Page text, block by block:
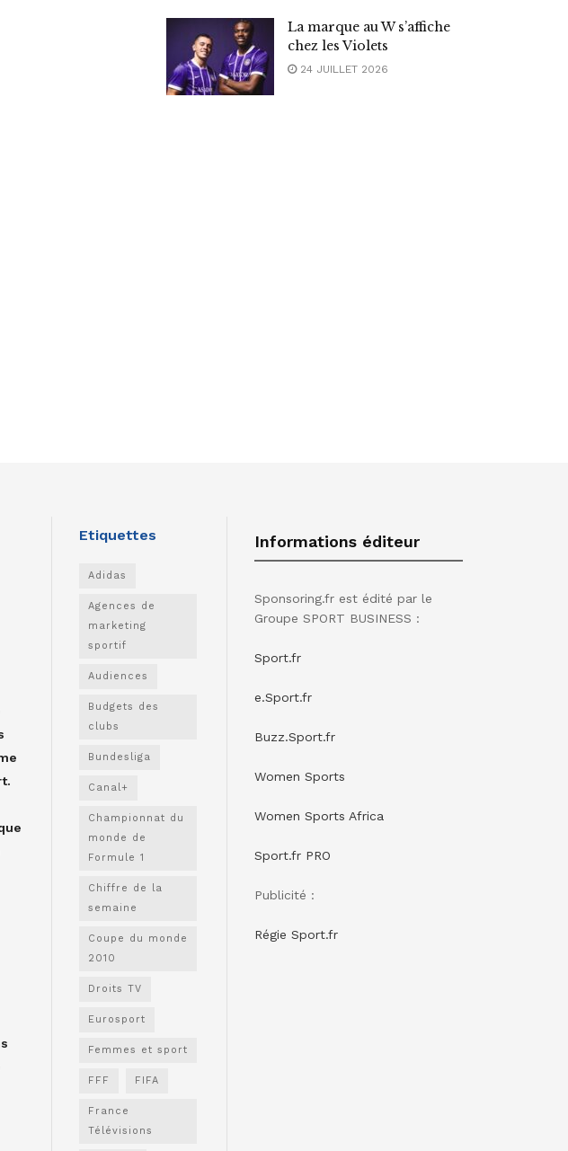
La marque au W s’affiche
chez les Violets
24 JUILLET 2026
Etiquettes
Adidas
Agences de
marketing
sportif
Audiences
Budgets des
clubs
Bundesliga
Canal+
Championnat du
monde de
Formule 1
Chiffre de la
semaine
Coupe du monde
2010
Droits TV
Eurosport
Femmes et sport
FFF FIFA
France
Télévisions
Informations éditeur
Sponsoring.fr est édité par le
Groupe SPORT BUSINESS :
Sport.fr
e.Sport.fr
Buzz.Sport.fr
Women Sports
Women Sports Africa
Sport.fr PRO
Publicité :
Régie Sport.fr